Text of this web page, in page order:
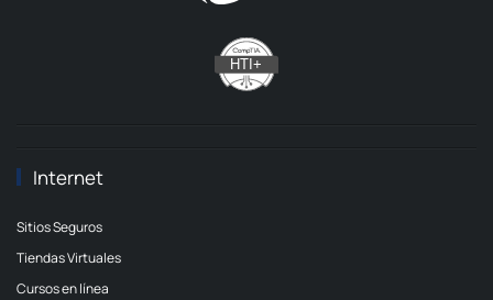
Internet
Sitios Seguros
Tiendas Virtuales
Cursos en línea